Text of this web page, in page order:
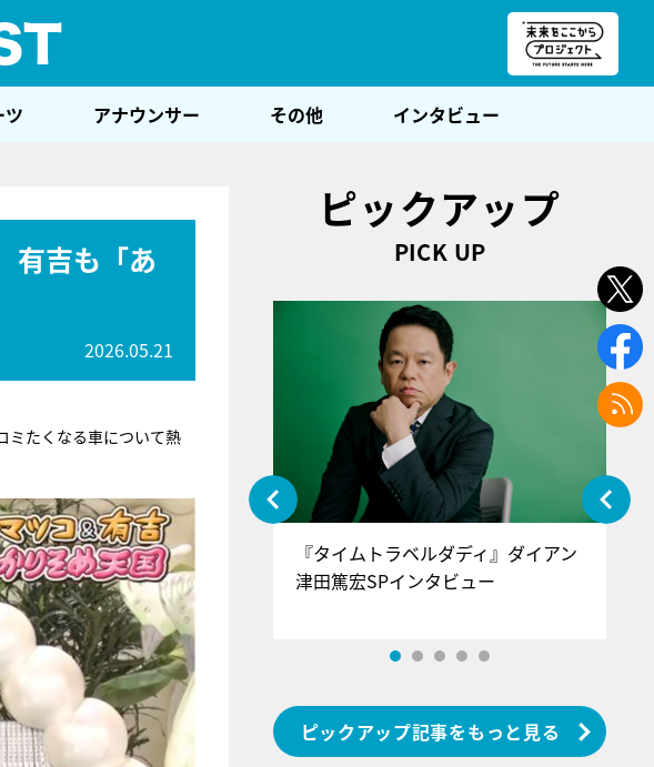
ツ アナウンサー その他 インタビュー
有吉も「あ
2026.05.21
ミたくなる車について熱
ピックアップ
PICK UP
＝ラブ！げーみんぐ』＝LOV
樹愛羅＆佐々木舞香SPインタ
『タイムトラベルダディ』ダイアン
津田篤宏SPインタビュー
ピックアップ記事をもっと見る